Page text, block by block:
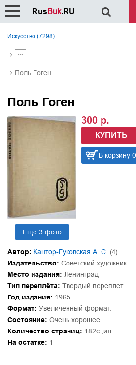
Искусство (7298)
Поль Гоген
Поль Гоген
Ещё 3 фото
300 р.
КУПИТЬ
В корзину 0
Автор: Кантор-Гуковская А. С. (4)
Издательство: Советский художник.
Место издания: Ленинград
Тип переплёта: Твердый переплет.
Год издания: 1965
Формат: Увеличенный формат.
Состояние: Очень хорошее.
Количество страниц: 182с.,ил.
На остатке: 1
RusBuk.RU